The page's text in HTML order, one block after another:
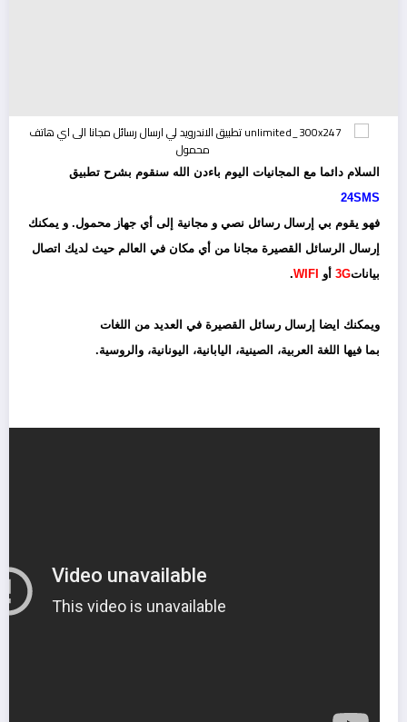
السلام دائما مع المجانيات اليوم باءدن الله سنقوم بشرح تطبيق
24SMS
فهو يقوم بي إرسال رسائل نصي و مجانية إلى أي جهاز محمول. و يمكنك
إرسال الرسائل القصيرة مجانا من أي مكان في العالم حيث لديك اتصال
بيانات3G أو WIFI
.
ويمكنك ايضا إرسال رسائل القصيرة في العديد من اللغات
بما فيها اللغة العربية، الصينية، اليابانية، اليونانية، والروسية.